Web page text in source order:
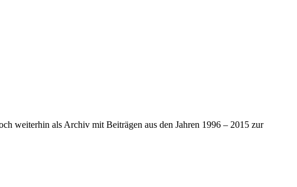
weiterhin als Archiv mit Beiträgen aus den Jahren 1996 – 2015 zur